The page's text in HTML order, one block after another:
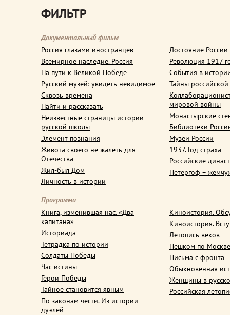
ФИЛЬТР
Документальный фильм
Россия глазами иностранцев
Всемирное наследие. Россия
На пути к Великой Победе
Русский музей: увидеть невидимое
Сквозь времена
Найти и рассказать
Неизвестные страницы истории
русской школы
Элемент познания
Живота своего не жалеть для
Отечества
Жил-был Дом
Личность в истории
Достояние России
Революция 1917
События в
Тайны
мировой войны
Монастырские
Библиотеки
Музеи России
1937. Год страха
Российские
Петергоф –
Программа
Книга, изменившая нас. «Два
капитана»
Историада
Тетрадка по истории
Солдаты Победы
Час истины
Герои Победы
Тайное становится явным
По законам чести. Из истории
дуэлей
Киноистория.
Киноистория.
Летопись веков
Пешком по Москве
Письма с фронта
Обыкновенная
Женщины в
Российская